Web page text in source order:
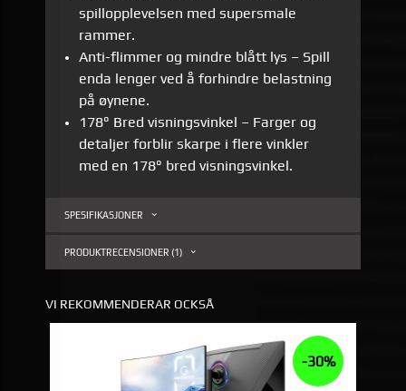
spillopplevelsen med supersmale
rammer.
Anti-flimmer og mindre blått lys – Spill
enda lenger ved å forhindre belastning
på øynene.
178° Bred visningsvinkel – Farger og
detaljer forblir skarpe i flere vinkler
med en 178° bred visningsvinkel.
SPESIFIKASJONER
PRODUKTRECENSIONER (1)
VI REKOMMENDERAR OCKSÅ
-30%